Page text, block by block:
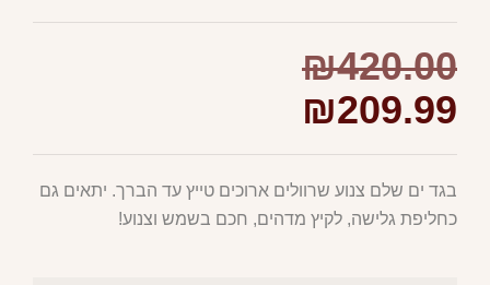
₪420.00
₪209.99
בגד ים שלם צנוע שרוולים ארוכים טייץ עד הברך. יתאים גם
כחליפת גלישה, לקיץ מדהים, חכם בשמש וצנוע!